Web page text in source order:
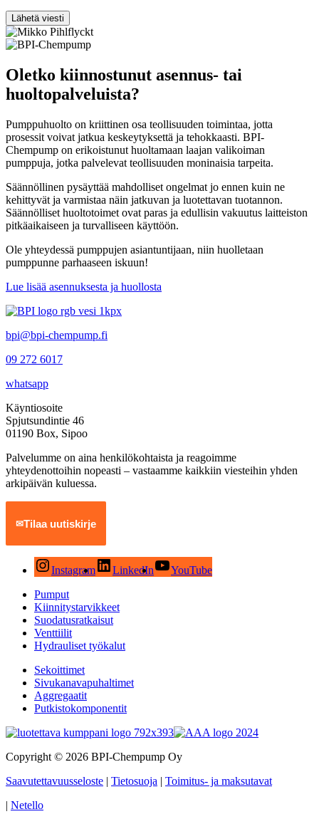
Lähetä viesti
Oletko kiinnostunut asennus- tai
huoltopalveluista?
Pumppuhuolto on kriittinen osa teollisuuden toimintaa, jotta
prosessit voivat jatkua keskeytyksettä ja tehokkaasti. BPI-
Chempump on erikoistunut huoltamaan laajan valikoiman
pumppuja, jotka palvelevat teollisuuden moninaisia tarpeita.
Säännöllinen pysäyttää mahdolliset ongelmat jo ennen kuin ne
kehittyvät ja varmistaa näin jatkuvan ja luotettavan tuotannon.
Säännölliset huoltotoimet ovat paras ja edullisin vakuutus laitteiston
pitkäaikaiseen ja turvalliseen käyttöön.
Ole yhteydessä pumppujen asiantuntijaan, niin huolletaan
pumppunne parhaaseen iskuun!
Lue lisää asennuksesta ja huollosta
bpi@bpi-chempump.fi
09 272 6017
whatsapp
Käyntiosoite
Spjutsundintie 46
01190 Box, Sipoo
Palvelumme on aina henkilökohtaista ja reagoimme
yhteydenottoihin nopeasti – vastaamme kaikkiin viesteihin yhden
arkipäivän kuluessa.
✉Tilaa uutiskirje
Instagram LinkedIn
YouTube
Pumput
Kiinnitystarvikkeet
Suodatusratkaisut
Venttiilit
Hydrauliset työkalut
Sekoittimet
Sivukanavapuhaltimet
Aggregaatit
Putkistokomponentit
Copyright © 2026 BPI-Chempump Oy
Saavutettavuusseloste | Tietosuoja | Toimitus- ja maksutavat
| Netello